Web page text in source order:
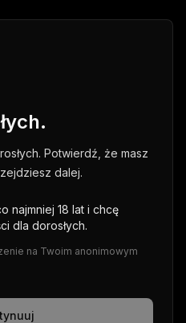
Potwierdź, że masz
dalej.
najmniej 18 lat i chcę
dla dorosłych.
na Twoim anonimowym